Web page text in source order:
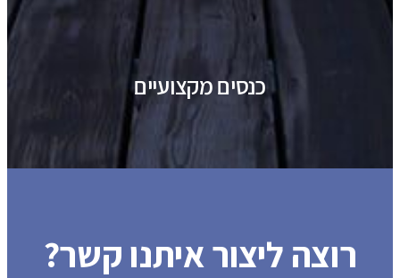
כנסים מקצועיים
רוצה ליצור איתנו קשר?